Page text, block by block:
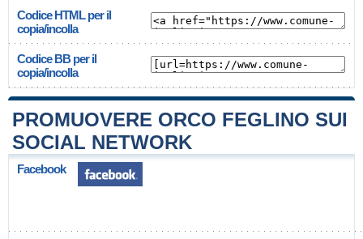
Codice HTML per il
copia/incolla
Codice BB per il
copia/incolla
PROMUOVERE ORCO FEGLINO SUI
SOCIAL NETWORK
Facebook